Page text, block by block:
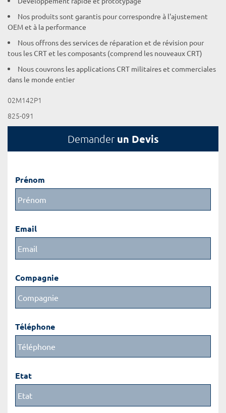
Nos produits sont garantis pour correspondre à l'ajustement
OEM et à la performance
Nous offrons des services de réparation et de révision pour
tous les CRT et les composants (comprend les nouveaux CRT)
Nous couvrons les applications CRT militaires et commerciales
dans le monde entier
02M142P1
825-091
Demander un Devis
Prénom
Email
Compagnie
Téléphone
Etat